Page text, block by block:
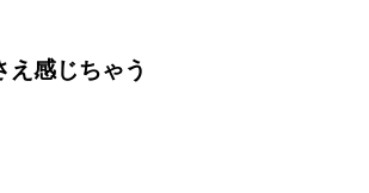
え感じちゃう